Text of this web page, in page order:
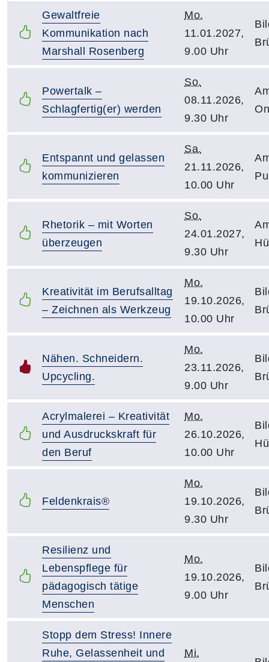
Gewaltfreie
Kommunikation nach
Marshall Rosenberg
Mo.
11.01.2027,
9.00 Uhr
Powertalk –
Schlagfertig(er) werden
So.
08.11.2026,
9.30 Uhr
Entspannt und gelassen
kommunizieren
Sa.
21.11.2026,
10.00 Uhr
Rhetorik – mit Worten
überzeugen
So.
24.01.2027,
9.30 Uhr
Kreativität im Berufsalltag
– Zeichnen als Werkzeug
Mo.
19.10.2026,
10.00 Uhr
Nähen. Schneidern.
Upcycling.
Mo.
23.11.2026,
9.00 Uhr
Acrylmalerei – Kreativität
und Ausdruckskraft für
den Beruf
Mo.
26.10.2026,
10.00 Uhr
Feldenkrais®
Mo.
19.10.2026,
9.30 Uhr
Resilienz und
Lebenspflege für
pädagogisch tätige
Menschen
Mo.
19.10.2026,
9.00 Uhr
Stopp dem Stress! Innere
Ruhe, Gelassenheit und
Mi.